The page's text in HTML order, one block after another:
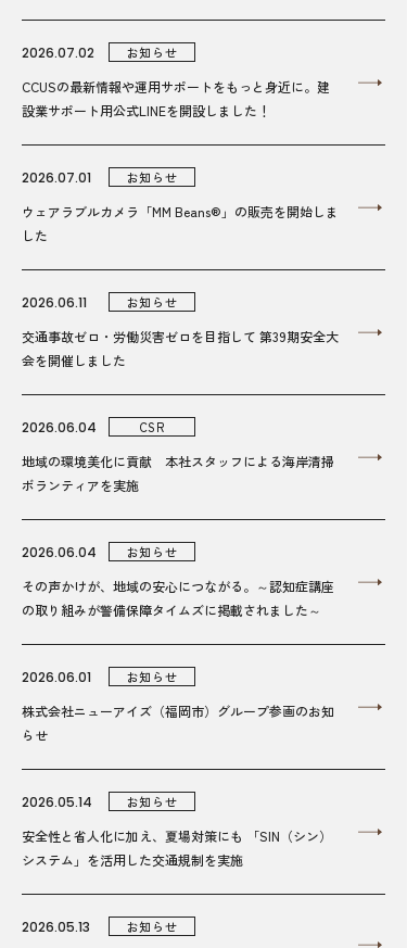
2026.07.02 お知らせ
CCUSの最新情報や運用サポートをもっと身近に。建
設業サポート用公式LINEを開設しました！
2026.07.01 お知らせ
ウェアラブルカメラ「MM Beans®」の販売を開始しま
した
2026.06.11 お知らせ
交通事故ゼロ・労働災害ゼロを目指して 第39期安全大
会を開催しました
2026.06.04 CSR
地域の環境美化に貢献 本社スタッフによる海岸清掃
ボランティアを実施
2026.06.04 お知らせ
その声かけが、地域の安心につながる。～認知症講座
の取り組みが警備保障タイムズに掲載されました～
2026.06.01 お知らせ
株式会社ニューアイズ（福岡市）グループ参画のお知
らせ
2026.05.14 お知らせ
安全性と省人化に加え、夏場対策にも 「SIN（シン）
システム」を活用した交通規制を実施
2026.05.13 お知らせ